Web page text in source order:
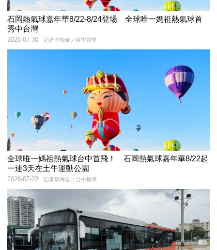
石岡熱氣球嘉年華8/22-8/24登場 全球唯一媽祖熱氣球首
秀中台灣
記者李梅金／台中報導
2026-07-30
全球唯一媽祖熱氣球台中首飛！ 石岡熱氣球嘉年華8/22起
一連3天在土牛運動公園
記者李梅金／台中報導
2026-07-22